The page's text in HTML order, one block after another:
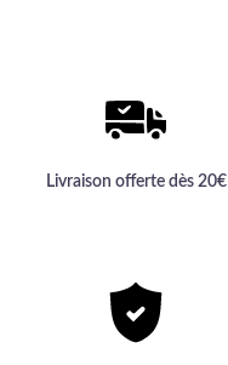
Livraison offerte dès 20€